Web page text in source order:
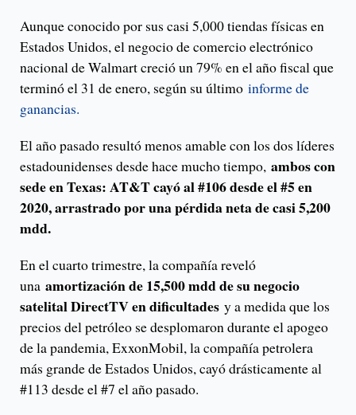
Aunque conocido por sus casi 5,000 tiendas físicas en
Estados Unidos, el negocio de comercio electrónico
nacional de Walmart creció un 79% en el año fiscal que
terminó el 31 de enero, según su último informe de
ganancias.
El año pasado resultó menos amable con los dos líderes
estadounidenses desde hace mucho tiempo, ambos con
sede en Texas: AT&T cayó al #106 desde el #5 en
2020, arrastrado por una pérdida neta de casi 5,200
mdd.
En el cuarto trimestre, la compañía reveló
una amortización de 15,500 mdd de su negocio
satelital DirectTV en dificultades y a medida que los
precios del petróleo se desplomaron durante el apogeo
de la pandemia, ExxonMobil, la compañía petrolera
más grande de Estados Unidos, cayó drásticamente al
#113 desde el #7 el año pasado.